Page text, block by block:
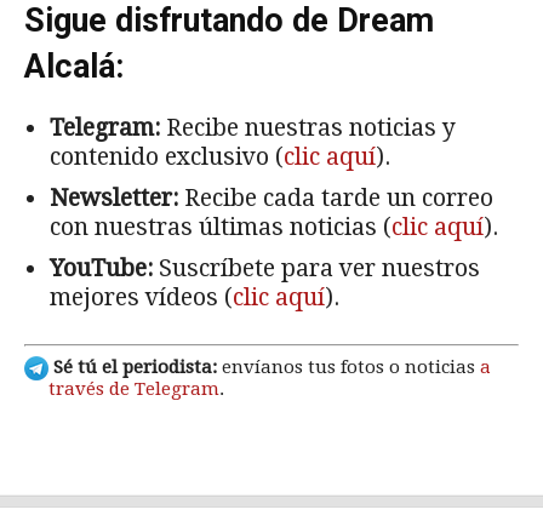
Sigue disfrutando de Dream
Alcalá:
Telegram: Recibe nuestras noticias y
contenido exclusivo (clic aquí).
Newsletter: Recibe cada tarde un correo
con nuestras últimas noticias (clic aquí).
YouTube: Suscríbete para ver nuestros
mejores vídeos (clic aquí).
Sé tú el periodista: envíanos tus fotos o noticias a
través de Telegram.